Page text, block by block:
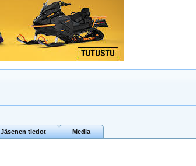
Jäsenen tiedot Media